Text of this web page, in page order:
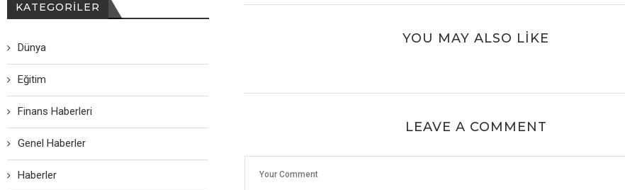
YOU MAY ALSO LIKE
LEAVE A COMMENT
KATEGORILER
Dünya
Eğitim
Finans Haberleri
Genel Haberler
Haberler